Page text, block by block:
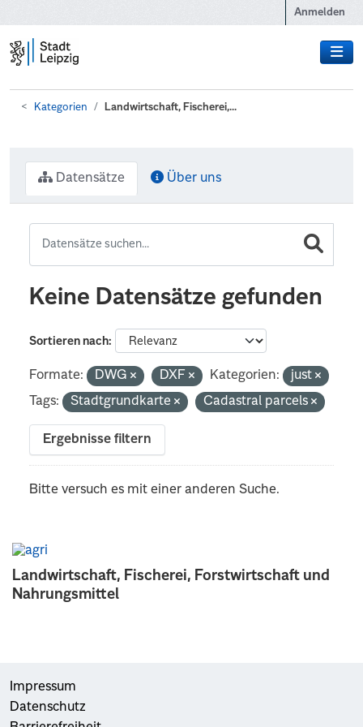
Anmelden
Kategorien Landwirtschaft, Fischerei,...
Landwirtschaft, Fischerei, Forstwirtschaft und
Nahrungsmittel
Datensätze Über uns
Keine Datensätze gefunden
Sortieren nach
Formate: DWG DXF Kategorien:
just
Tags:
Stadtgrundkarte Cadastral parcels
Ergebnisse filtern
Bitte versuch es mit einer anderen Suche.
Impressum
Datenschutz